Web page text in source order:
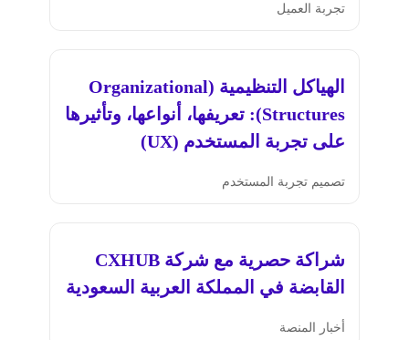
تجربة العميل
الهياكل التنظيمية (Organizational
Structures): تعريفها، أنواعها، وتأثيرها
على تجربة المستخدم (UX)
تصميم تجربة المستخدم
شراكة حصرية مع شركة CXHUB
القابضة في المملكة العربية السعودية
أخبار المنصة